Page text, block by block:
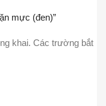
mực (đen)”
khai. Các trường bắt